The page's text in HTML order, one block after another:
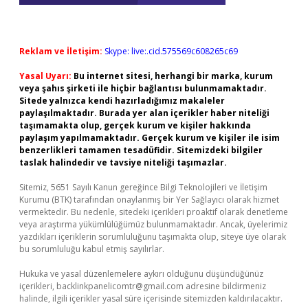
Reklam ve İletişim: Skype: live:.cid.575569c608265c69
Yasal Uyarı: Bu internet sitesi, herhangi bir marka, kurum
veya şahıs şirketi ile hiçbir bağlantısı bulunmamaktadır.
Sitede yalnızca kendi hazırladığımız makaleler
paylaşılmaktadır. Burada yer alan içerikler haber niteliği
taşımamakta olup, gerçek kurum ve kişiler hakkında
paylaşım yapılmamaktadır. Gerçek kurum ve kişiler ile isim
benzerlikleri tamamen tesadüfidir. Sitemizdeki bilgiler
taslak halindedir ve tavsiye niteliği taşımazlar.
Sitemiz, 5651 Sayılı Kanun gereğince Bilgi Teknolojileri ve İletişim
Kurumu (BTK) tarafından onaylanmış bir Yer Sağlayıcı olarak hizmet
vermektedir. Bu nedenle, sitedeki içerikleri proaktif olarak denetleme
veya araştırma yükümlülüğümüz bulunmamaktadır. Ancak, üyelerimiz
yazdıkları içeriklerin sorumluluğunu taşımakta olup, siteye üye olarak
bu sorumluluğu kabul etmiş sayılırlar.
Hukuka ve yasal düzenlemelere aykırı olduğunu düşündüğünüz
içerikleri, backlinkpanelicomtr@gmail.com adresine bildirmeniz
halinde, ilgili içerikler yasal süre içerisinde sitemizden kaldırılacaktır.